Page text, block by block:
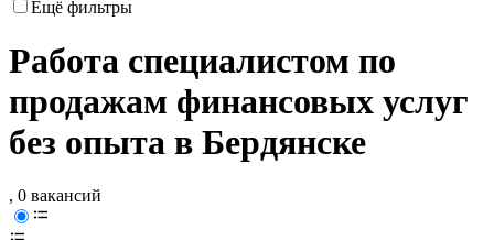
Ещё фильтры
Работа специалистом по
продажам финансовых услуг
без опыта в Бердянске
, 0 вакансий